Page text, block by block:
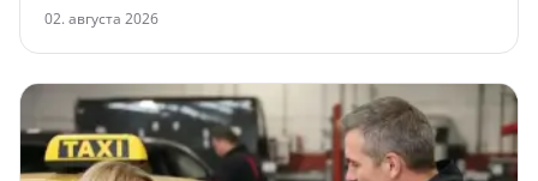
02. августа 2026